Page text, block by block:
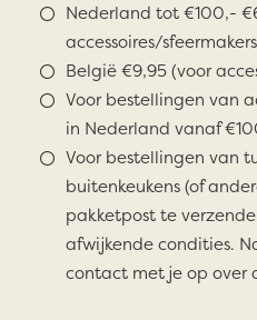
Nederland tot €100,-
accessoires/
België €9,95 (voor
Voor bestellingen van
in Nederland vanaf
Voor bestellingen van
buitenkeukens (of
pakketpost te
afwijkende condities.
contact met je op over